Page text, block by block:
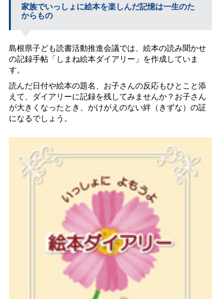
家族でいっしょに絵本を楽しんだ記憶は一生のた
からもの
島根県子ども読書活動推進会議では、絵本の読み聞かせ
の記録手帖「しまね絵本ダイアリー」を作成していま
す。
読んだ日付や絵本の題名、お子さんの反応もひとこと添
えて、ダイアリーに記録を残してみませんか？お子さん
が大きくなったとき、かけがえのない絆（きずな）の証
になるでしょう。